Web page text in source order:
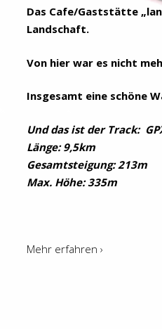
Das Cafe/Gaststätte
Landschaft.
Von hier war es nicht
Insgesamt eine schöne
Und das ist der Track:
Länge: 9,5km
Gesamtsteigung: 213m
Max. Höhe: 335m
Mehr erfahren ›